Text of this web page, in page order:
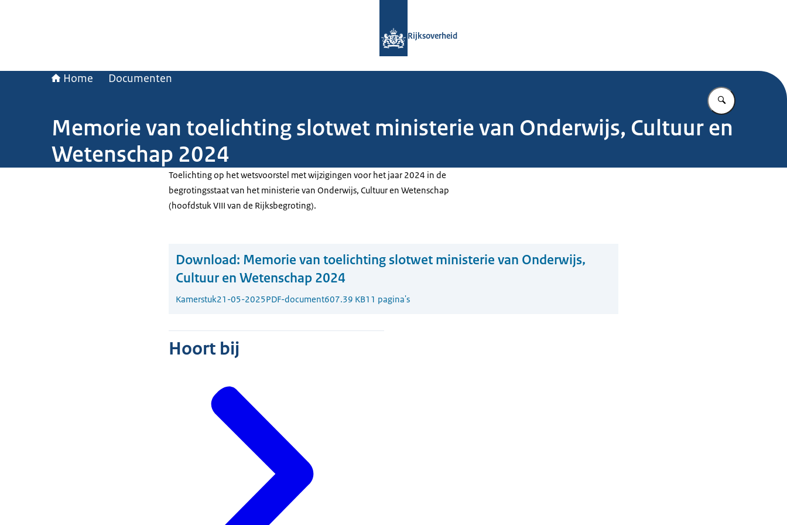
Rijksoverheid
Home Documenten
Vul in wat u
Memorie van toelichting slotwet ministerie van Onderwijs, Cultuur en
Wetenschap 2024
Toelichting op het wetsvoorstel met wijzigingen voor het jaar 2024 in de
begrotingsstaat van het ministerie van Onderwijs, Cultuur en Wetenschap
(hoofdstuk VIII van de Rijksbegroting).
Download: Memorie van toelichting slotwet ministerie van Onderwijs,
Cultuur en Wetenschap 2024
Kamerstuk21-05-2025PDF-document607.39 KB11 pagina's
Hoort bij